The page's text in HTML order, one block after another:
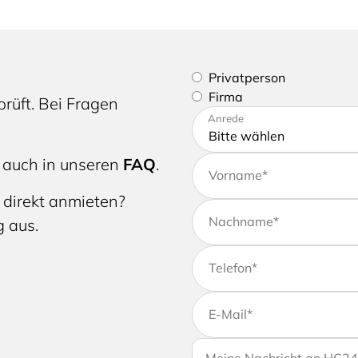
Bei Fragen
in unseren FAQ.
anmieten?
aus.
Bitte geben Sie an, ob Sie
Privatperson
Firma
Bitte tragen Sie Ihre
Anrede
Vorname*
Nachname*
Telefon*
E-Mail*
Wenn Sie uns weitere
Ihre Nachricht an HC24